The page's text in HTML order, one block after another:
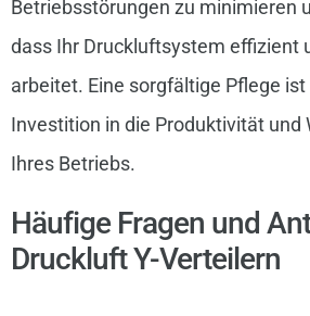
Betriebsstörungen zu minimieren
dass Ihr Druckluftsystem effizient
arbeitet. Eine sorgfältige Pflege
Investition in die Produktivität
Ihres Betriebs.
Häufige Fragen und
Druckluft Y-Verteilern